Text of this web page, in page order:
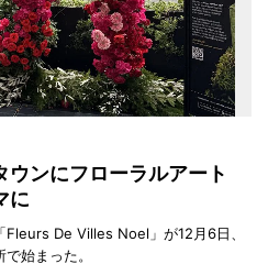
ウンにフローラルアート
に
De Villes Noel」が12月6日、
始まった。